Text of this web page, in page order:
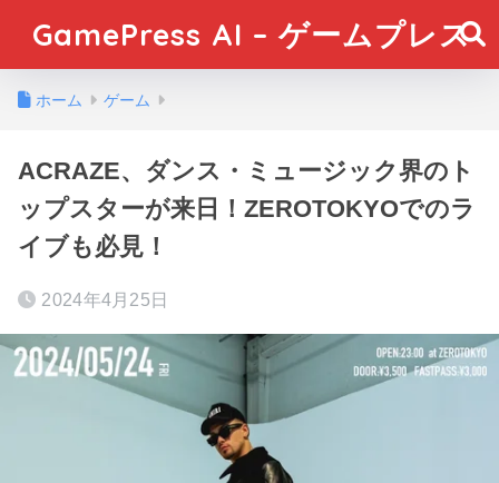
GamePress AI – ゲームプレス
ホーム ゲーム
ACRAZE、ダンス・ミュージック界のト
ップスターが来日！ZEROTOKYOでのラ
イブも必見！
2024年4月25日